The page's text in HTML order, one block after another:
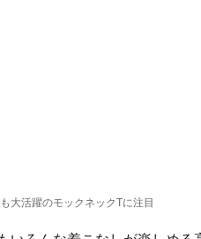
大活躍のモックネックTに注目